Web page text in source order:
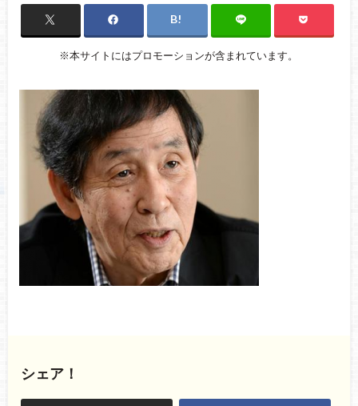
※本サイトにはプロモーションが含まれています。
シェア！